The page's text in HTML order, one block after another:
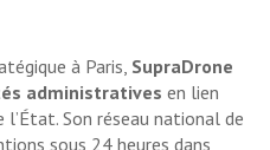
à Paris, SupraDrone
administratives en lien
Son réseau national de
sous 24 heures dans